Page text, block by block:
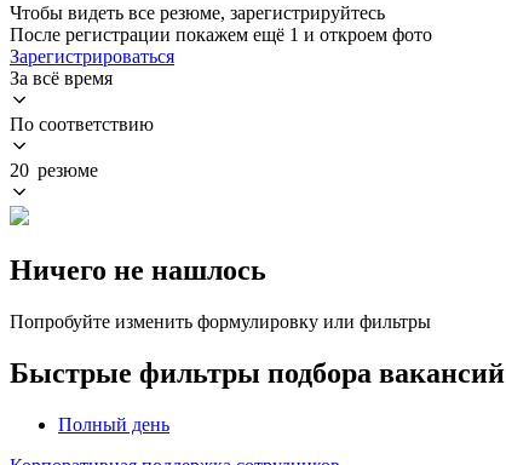
Чтобы видеть все резюме, зарегистрируйтесь
После регистрации покажем ещё 1 и откроем фото
Зарегистрироваться
За всё время
По соответствию
20 резюме
Ничего не нашлось
Попробуйте изменить формулировку или фильтры
Быстрые фильтры подбора вакансий
Полный день